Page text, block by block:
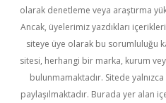
olarak denetleme veya araştırma
Ancak, üyelerimiz yazdıkları
siteye üye olarak bu sorumluluğu
sitesi, herhangi bir marka, kurum
bulunmamaktadır. Sitede
paylaşılmaktadır. Burada yer alan